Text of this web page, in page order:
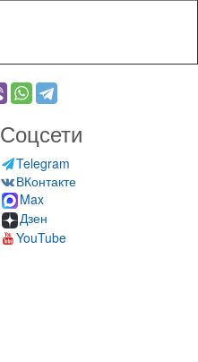
Соцсети
Telegram
ВКонтакте
Max
Дзен
YouTube